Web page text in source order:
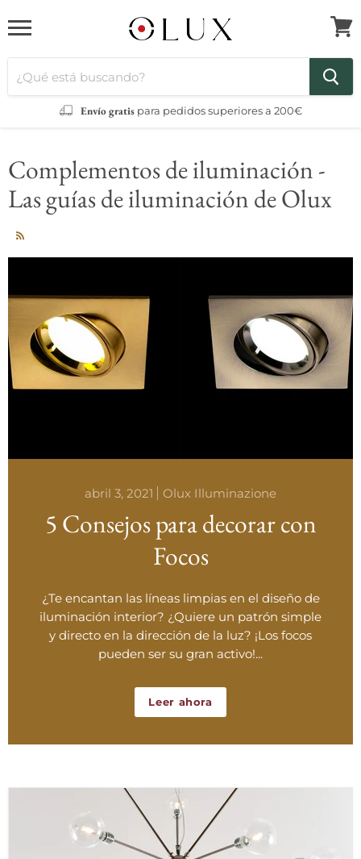
Envío gratis para pedidos superiores a 200€
Complementos de iluminación -
Las guías de iluminación de Olux
abril 3, 2021 Olux Illuminazione
5 Consejos para decorar con
Focos
¿Te encantan las líneas limpias en el diseño de
iluminación interior? ¿Quiere un patrón simple
y directo en la dirección de la luz? ¡Los focos
pueden ser su gran activo!...
Leer ahora